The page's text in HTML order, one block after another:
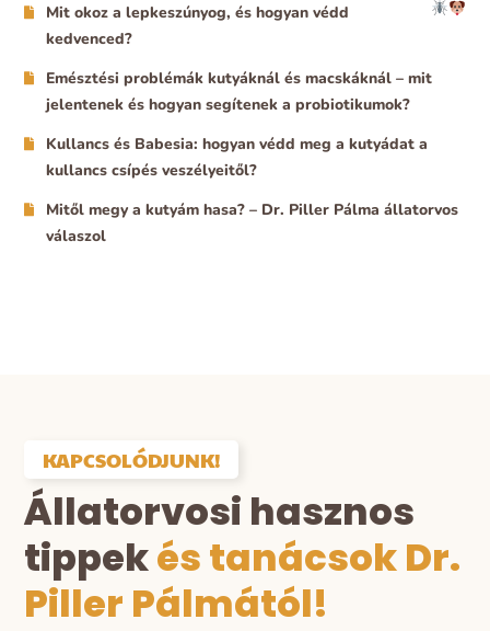
Mit okoz a lepkeszúnyog, és hogyan védd
kedvenced?
Emésztési problémák kutyáknál és macskáknál – mit
jelentenek és hogyan segítenek a probiotikumok?
Kullancs és Babesia: hogyan védd meg a kutyádat a
kullancs csípés veszélyeitől?
Mitől megy a kutyám hasa? – Dr. Piller Pálma állatorvos
válaszol
KAPCSOLÓDJUNK!
Állatorvosi hasznos
tippekés tanácsok Dr.
Piller Pálmától!